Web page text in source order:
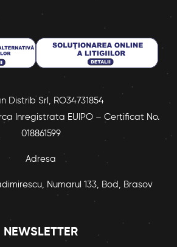
Distrib Srl, RO34731854
Inregistrata EUIPO – Certificat No.
018861599
Adresa
Numarul 133, Bod, Brasov
NEWSLETTER